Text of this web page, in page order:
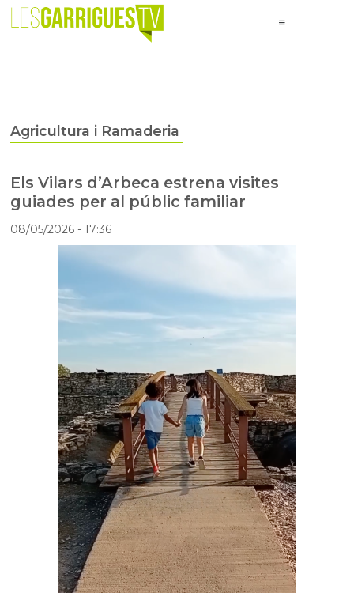
Agricultura i Ramaderia
Els Vilars d’Arbeca estrena visites
guiades per al públic familiar
08/05/2026- 17:36